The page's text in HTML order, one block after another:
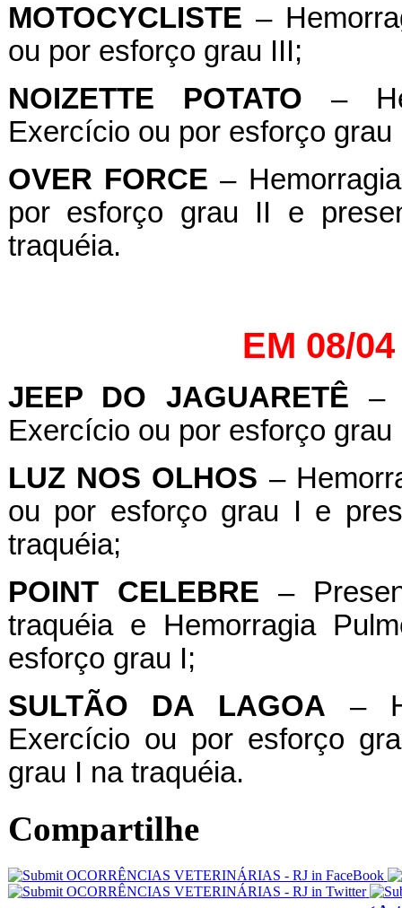
MOTOCYCLISTE –
ou por esforço grau III;
NOIZETTE
POTATO –
Exercício ou por esforço grau
OVER FORCE –
por esforço grau II e
traquéia.
EM 08/
JEEP DO JAGUARETÊ –
Exercício ou por esforço grau
LUZ NOS OLHOS –
ou por esforço grau I e
traquéia;
POINT CELEBRE –
traquéia e Hemorragia
esforço grau I;
SULTÃO DA LAGOA –
Exercício ou por esforço
grau I na traquéia.
Compartilhe